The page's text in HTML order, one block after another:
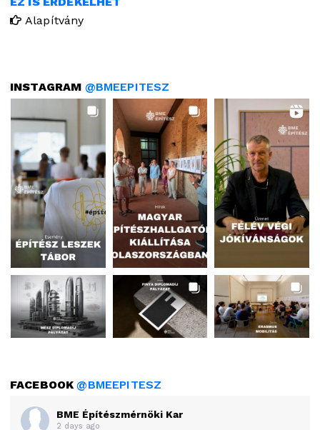
Alapítvány
INSTAGRAM @BMEEPITESZ
FACEBOOK@BMEEPITESZ
BME Építészmérnöki Kar
2 days ago